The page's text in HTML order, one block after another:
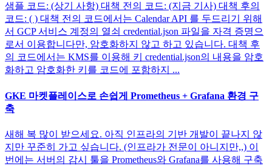
샘플 코드: (상기 사항) 대책 전의 코드: (지금 기사) 대책 후의
코드: ( ) 대책 전의 코드에서는 Calendar API 를 두드리기 위해
서 GCP 서비스 계정의 열쇠 credential.json 파일을 자격 증명으
로서 이용합니다만, 암호화하지 않고 하고 있습니다. 대책 후
의 코드에서는 KMS를 이용해 키 credential.json의 내용을 암호
화하고 암호화한 키를 코드에 포함하지 ...
GKE 마켓플레이스로 손쉽게 Prometheus + Grafana 환경 구
축
새해 복 많이 받으세요. 아직 인프라의 기반 개발이 끝나지 않
지만 꾸준히 가고 싶습니다. (인프라가 전문이 아니지만,,) 이
번에는 서버의 감시 툴을 Prometheus와 Grafana를 사용해 구축